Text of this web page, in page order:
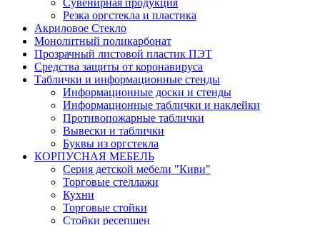
Сувенирная продукция
Резка оргстекла и пластика
Акриловое Стекло
Монолитный поликарбонат
Прозрачный листовой пластик ПЭТ
Средства защиты от коронавируса
Таблички и информационные стенды
Информационные доски и стенды
Информационные таблички и наклейки
Противопожарные таблички
Вывески и таблички
Буквы из оргстекла
КОРПУСНАЯ МЕБЕЛЬ
Серия детской мебели "Киви"
Торговые стеллажи
Кухни
Торговые стойки
Стойки ресепшен